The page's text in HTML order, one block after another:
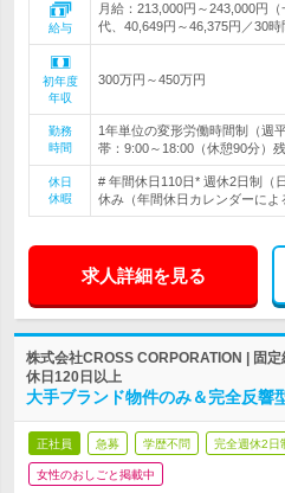
給与
月給：213,000円～243,000円
代、40,649円～46,375円／30時
初年度
年収
300万円～450万円
勤務
時間
1年単位の変形労働時間制（週
帯：9:00～18:00（休憩90分）
休日
休暇
# 年間休日110日* 週休2日制（
休み（年間休日カレンダーによ
求人詳細を見る
株式会社CROSS CORPORATION | 固
休日120日以上
大手ブランド物件のみ＆完全反響
正社員 急募 学歴不問 完全週休2日
女性のおしごと掲載中